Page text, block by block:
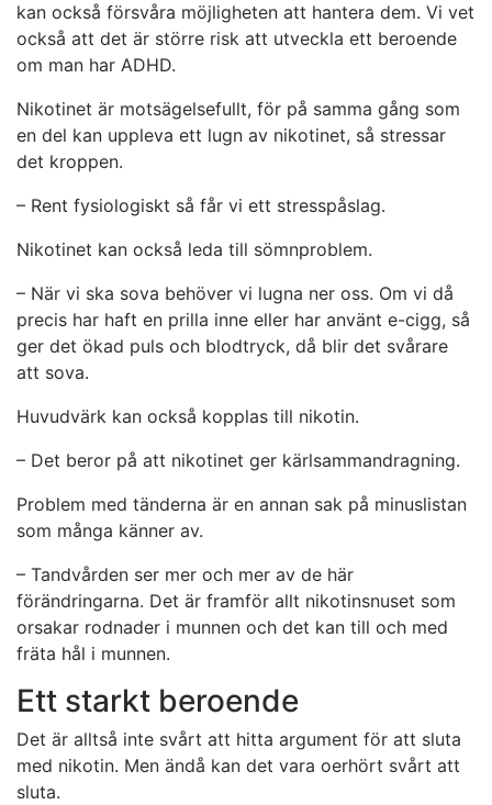
kan också försvåra möjligheten att hantera dem. Vi vet
också att det är större risk att utveckla ett beroende
om man har ADHD.
Nikotinet är motsägelsefullt, för på samma gång som
en del kan uppleva ett lugn av nikotinet, så stressar
det kroppen.
– Rent fysiologiskt så får vi ett stresspåslag.
Nikotinet kan också leda till sömnproblem.
– När vi ska sova behöver vi lugna ner oss. Om vi då
precis har haft en prilla inne eller har använt e-cigg, så
ger det ökad puls och blodtryck, då blir det svårare
att sova.
Huvudvärk kan också kopplas till nikotin.
– Det beror på att nikotinet ger kärlsammandragning.
Problem med tänderna är en annan sak på minuslistan
som många känner av.
– Tandvården ser mer och mer av de här
förändringarna. Det är framför allt nikotinsnuset som
orsakar rodnader i munnen och det kan till och med
fräta hål i munnen.
Ett starkt beroende
Det är alltså inte svårt att hitta argument för att sluta
med nikotin. Men ändå kan det vara oerhört svårt att
sluta.